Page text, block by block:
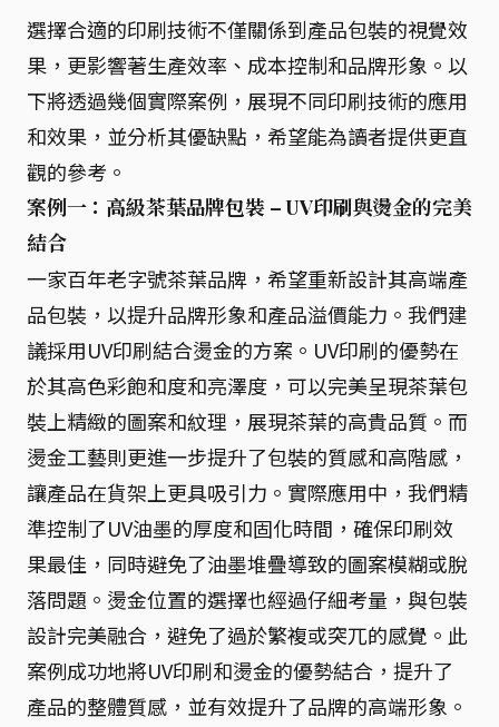
選擇合適的印刷技術不僅關係到產品包裝的視覺效
果，更影響著生產效率、成本控制和品牌形象。以
下將透過幾個實際案例，展現不同印刷技術的應用
和效果，並分析其優缺點，希望能為讀者提供更直
觀的參考。
案例一：高級茶葉品牌包裝 – UV印刷與燙金的完美
結合
一家百年老字號茶葉品牌，希望重新設計其高端產
品包裝，以提升品牌形象和產品溢價能力。我們建
議採用UV印刷結合燙金的方案。UV印刷的優勢在
於其高色彩飽和度和亮澤度，可以完美呈現茶葉包
裝上精緻的圖案和紋理，展現茶葉的高貴品質。而
燙金工藝則更進一步提升了包裝的質感和高階感，
讓產品在貨架上更具吸引力。實際應用中，我們精
準控制了UV油墨的厚度和固化時間，確保印刷效
果最佳，同時避免了油墨堆疊導致的圖案模糊或脫
落問題。燙金位置的選擇也經過仔細考量，與包裝
設計完美融合，避免了過於繁複或突兀的感覺。此
案例成功地將UV印刷和燙金的優勢結合，提升了
產品的整體質感，並有效提升了品牌的高端形象。